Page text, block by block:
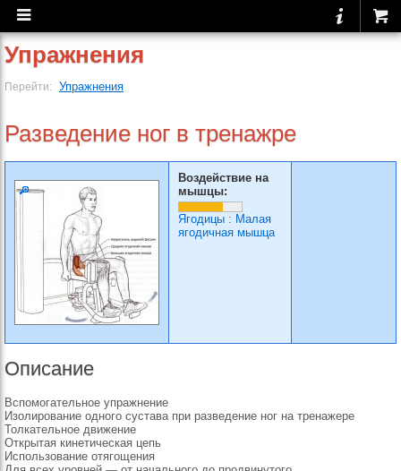
Упражнения
Перейти: Упражнения
Разведение ног в тренажре
Воздействие на
мышцы:
Ягодицы : Малая
ягодичная мышца
Описание
Вспомогательное упражнение
Изолирование одного сустава при разведение ног на тренажере
Толкательное движение
Открытая кинетическая цепь
Использование отягощения